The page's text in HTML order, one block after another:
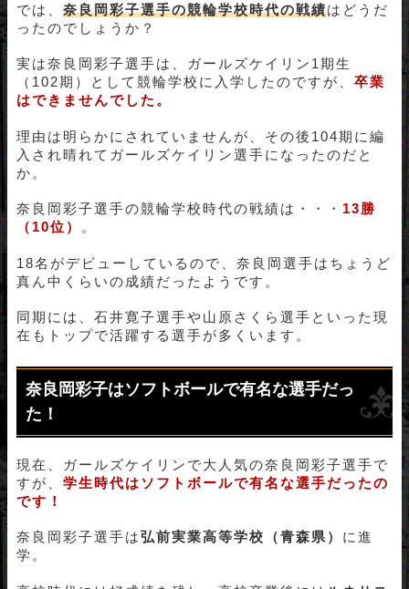
では、 奈良岡彩子選手の競輪学校時代の戦績はどうだ
ったのでしょうか？
実は奈良岡彩子選手は、ガールズケイリン1期生
（102期）として競輪学校に入学したのですが、 卒業
はできませんでした。
理由は明らかにされていませんが、その後104期に編
入され晴れてガールズケイリン選手になったのだと
か。
奈良岡彩子選手の競輪学校時代の戦績は・・・ 13勝
（10位） 。
18名がデビューしているので、奈良岡選手はちょうど
真ん中くらいの成績だったようです。
同期には、石井寛子選手や山原さくら選手といった現
在もトップで活躍する選手が多くいます。
奈良岡彩子はソフトボールで有名な選手だっ
た！
現在、ガールズケイリンで大人気の奈良岡彩子選手で
すが、 学生時代はソフトボールで有名な選手だったの
です！
奈良岡彩子選手は弘前実業高等学校（青森県） に進
学。